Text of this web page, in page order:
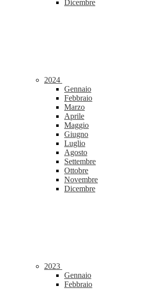
Dicembre
2024
Gennaio
Febbraio
Marzo
Aprile
Maggio
Giugno
Luglio
Agosto
Settembre
Ottobre
Novembre
Dicembre
2023
Gennaio
Febbraio